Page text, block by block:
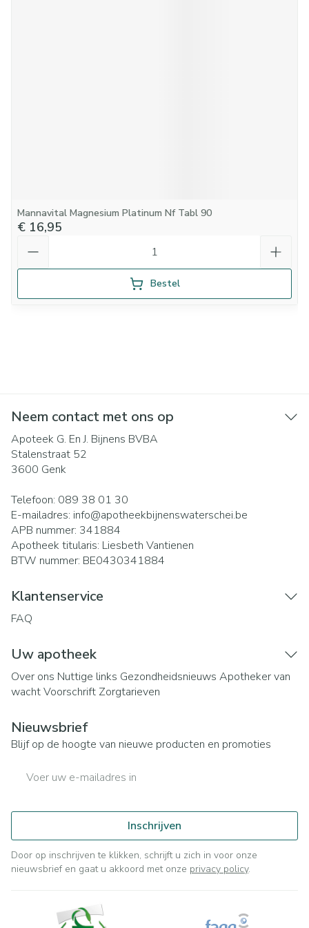
Mannavital Magnesium Platinum Nf Tabl 90
€ 16,95
Bestel
Neem contact met ons op
Apoteek G. En J. Bijnens BVBA
Stalenstraat 52
3600 Genk
Telefoon: 089 38 01 30
E-mailadres: info@apotheekbijnenswaterschei.be
APB nummer: 341884
Apotheek titularis: Liesbeth Vantienen
BTW nummer: BE0430341884
Klantenservice
FAQ
Uw apotheek
Over ons Nuttige links Gezondheidsnieuws Apotheker van
wachtVoorschrift Zorgtarieven
Nieuwsbrief
Blijf op de hoogte van nieuwe producten en promoties
Inschrijven
Door op inschrijven te klikken, schrijft u zich in voor onze
nieuwsbrief en gaat u akkoord met onze privacy policy.